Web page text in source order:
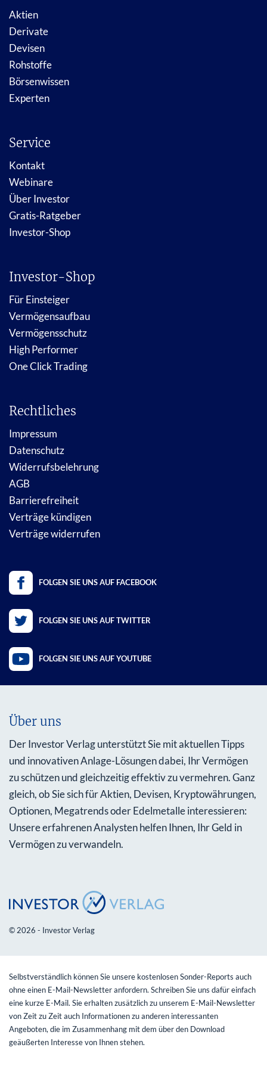
Aktien
Derivate
Devisen
Rohstoffe
Börsenwissen
Experten
Service
Kontakt
Webinare
Über Investor
Gratis-Ratgeber
Investor-Shop
Investor-Shop
Für Einsteiger
Vermögensaufbau
Vermögensschutz
High Performer
One Click Trading
Rechtliches
Impressum
Datenschutz
Widerrufsbelehrung
AGB
Barrierefreiheit
Verträge kündigen
Verträge widerrufen
FOLGEN SIE UNS AUF FACEBOOK
FOLGEN SIE UNS AUF TWITTER
FOLGEN SIE UNS AUF YOUTUBE
Über uns
Der Investor Verlag unterstützt Sie mit aktuellen Tipps
und innovativen Anlage-Lösungen dabei, Ihr Vermögen
zu schützen und gleichzeitig effektiv zu vermehren. Ganz
gleich, ob Sie sich für Aktien, Devisen, Kryptowährungen,
Optionen, Megatrends oder Edelmetalle interessieren:
Unsere erfahrenen Analysten helfen Ihnen, Ihr Geld in
Vermögen zu verwandeln.
© 2026 - Investor Verlag
Selbstverständlich können Sie unsere kostenlosen Sonder-Reports auch
ohne einen E-Mail-Newsletter anfordern. Schreiben Sie uns dafür einfach
eine kurze E-Mail. Sie erhalten zusätzlich zu unserem E-Mail-Newsletter
von Zeit zu Zeit auch Informationen zu anderen interessanten
Angeboten, die im Zusammenhang mit dem über den Download
geäußerten Interesse von Ihnen stehen.